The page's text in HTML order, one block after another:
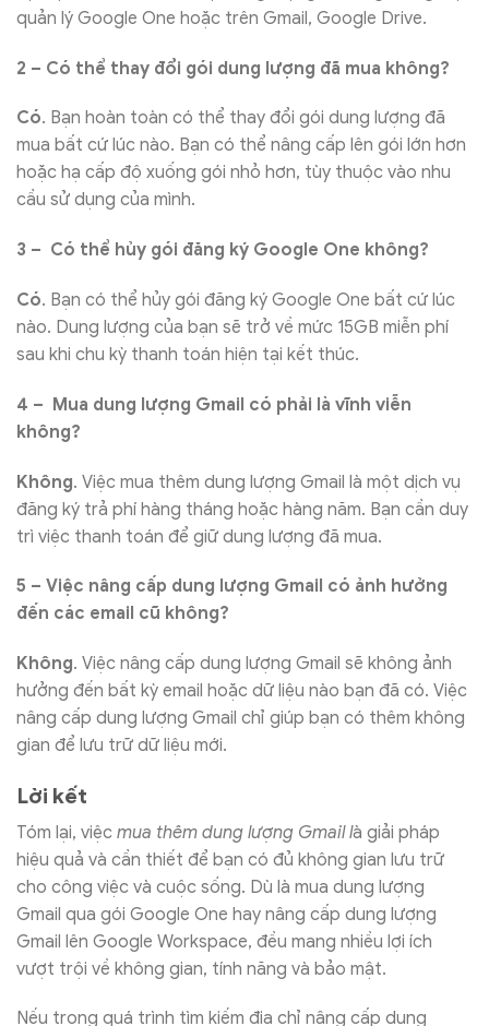
quản lý Google One hoặc trên Gmail, Google Drive.
2 – Có thể thay đổi gói dung lượng đã mua không?
Có. Bạn hoàn toàn có thể thay đổi gói dung lượng đã
mua bất cứ lúc nào. Bạn có thể nâng cấp lên gói lớn hơn
hoặc hạ cấp độ xuống gói nhỏ hơn, tùy thuộc vào nhu
cầu sử dụng của mình.
3 – Có thể hủy gói đăng ký Google One không?
Có. Bạn có thể hủy gói đăng ký Google One bất cứ lúc
nào. Dung lượng của bạn sẽ trở về mức 15GB miễn phí
sau khi chu kỳ thanh toán hiện tại kết thúc.
4 – Mua dung lượng Gmail có phải là vĩnh viễn
không?
Không. Việc mua thêm dung lượng Gmail là một dịch vụ
đăng ký trả phí hàng tháng hoặc hàng năm. Bạn cần duy
trì việc thanh toán để giữ dung lượng đã mua.
5 – Việc nâng cấp dung lượng Gmail có ảnh hưởng
đến các email cũ không?
Không. Việc nâng cấp dung lượng Gmail sẽ không ảnh
hưởng đến bất kỳ email hoặc dữ liệu nào bạn đã có. Việc
nâng cấp dung lượng Gmail chỉ giúp bạn có thêm không
gian để lưu trữ dữ liệu mới.
Lời kết
Tóm lại, việc mua thêm dung lượng Gmail là giải pháp
hiệu quả và cần thiết để bạn có đủ không gian lưu trữ
cho công việc và cuộc sống. Dù là mua dung lượng
Gmail qua gói Google One hay nâng cấp dung lượng
Gmail lên Google Workspace, đều mang nhiều lợi ích
vượt trội về không gian, tính năng và bảo mật.
Nếu trong quá trình tìm kiếm địa chỉ nâng cấp dung